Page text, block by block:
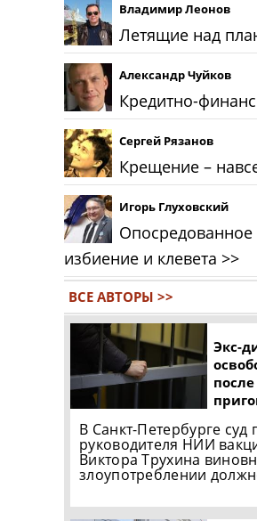
Владимир Леонов
Летящие над
Александр Чуйков
Кредитно-
Сергей Рязанов
Крещение –
Игорь Глуховский
Опосредованное
избиение и клевета >>
ВСЕ АВТОРЫ >>
Экс-
В Санкт-Петербурге
руководителя НИИ
Виктора Трухина
злоупотреблении